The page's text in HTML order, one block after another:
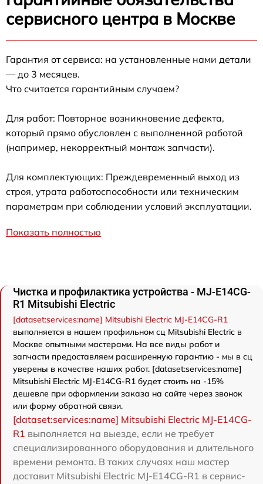
сервисного центра в Москве
Гарантия от сервиса: на установленные нами детали
— до 3 месяцев.
Что считается гарантийным случаем?
Для работ: Повторное возникновение дефекта,
который прямо обусловлен с выполненной работой
(например, некорректный монтаж запчасти).
Для комплектующих: Преждевременный выход из
строя, утрата работоспособности или техническим
параметрам при соблюдении условий эксплуатации.
Показать полностью
Чистка и профилактика устройства - MJ-E14CG-
R1 Mitsubishi Electric
[dataset:services:name] Mitsubishi Electric MJ-E14CG-R1
выполняется в нашем профильном сц Mitsubishi Electric в
Москве опытными мастерами. На все виды работ и
запчасти предоставляем расширенную гарантию - мы в сц
уверены в качестве наших работ. [dataset:services:name]
Mitsubishi Electric MJ-E14CG-R1 будет стоить на -15%
дешевле при оформлении заказа на сайте через звонок
или форму обратной связи.
[dataset:services:name] Mitsubishi Electric MJ-E14CG-
R1 выполняется на выезде, если не требует
специализированного оборудования и длительного
времени ремонта. В таких случаях наш мастер
доставит Mitsubishi Electric MJ-E14CG-R1 в сервис-